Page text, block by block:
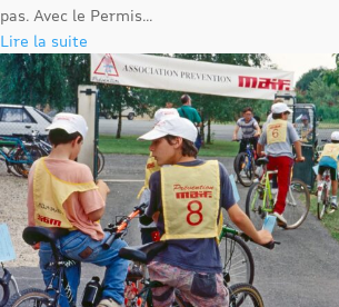
pas. Avec le Permis...
Lire la suite